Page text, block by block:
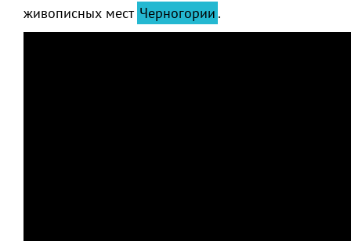
живописных мест Черногории .